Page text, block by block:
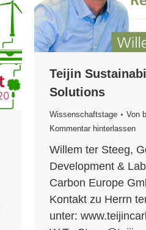
Teijin
Solutions
Wissenschaftstage Von
Kommentar hinterlassen
Willem ter Steeg,
Development &
Carbon Europe
Kontakt zu Herrn
unter: